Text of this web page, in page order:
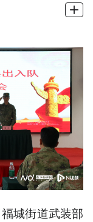
城街道武装部